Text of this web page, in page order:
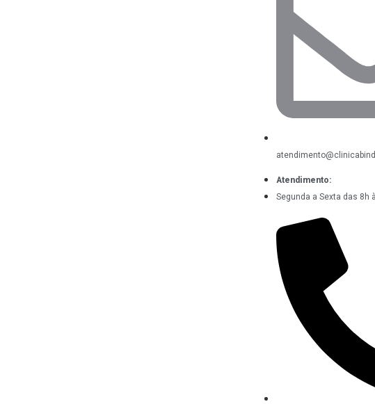
Atendimento:
Segunda a Sexta das 8h